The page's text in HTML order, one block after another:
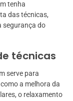
tenha
das técnicas,
segurança do
técnicas
serve para
a melhora da
o relaxamento